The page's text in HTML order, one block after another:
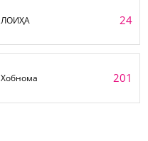
ЛОИҲА 24
Хобнома 201